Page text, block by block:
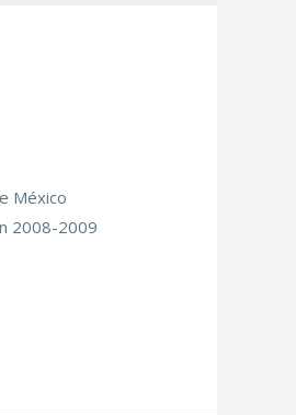
México
2008-2009